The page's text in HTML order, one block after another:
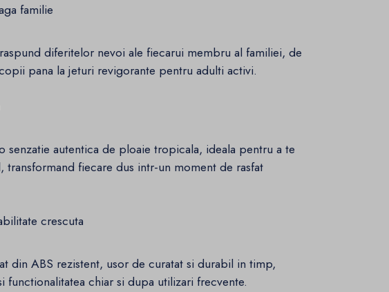
familie
diferitelor nevoi ale fiecarui membru al familiei, de
pana la jeturi revigorante pentru adulti activi.
senzatie autentica de ploaie tropicala, ideala pentru a te
transformand fiecare dus intr-un moment de rasfat
crescuta
din ABS rezistent, usor de curatat si durabil in timp,
functionalitatea chiar si dupa utilizari frecvente.